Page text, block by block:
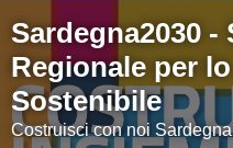
Sardegna2030 -
Regionale per
Sostenibile
Costruisci con noi